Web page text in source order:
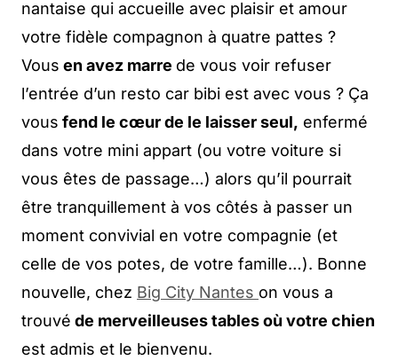
nantaise qui accueille avec plaisir et amour
votre fidèle compagnon à quatre pattes ?
Vous en avez marre de vous voir refuser
l’entrée d’un resto car bibi est avec vous ? Ça
vous fend le cœur de le laisser seul, enfermé
dans votre mini appart (ou votre voiture si
vous êtes de passage…) alors qu’il pourrait
être tranquillement à vos côtés à passer un
moment convivial en votre compagnie (et
celle de vos potes, de votre famille…). Bonne
nouvelle, chez Big City Nantes on vous a
trouvé de merveilleuses tables où votre chien
est admis et le bienvenu.